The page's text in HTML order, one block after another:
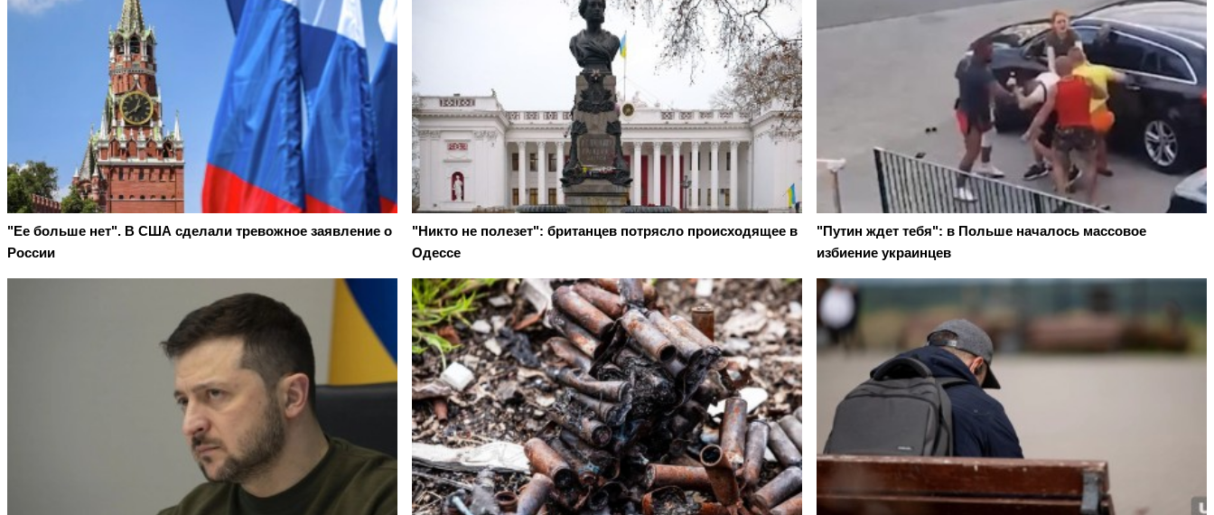
"Ее больше нет". В США сделали тревожное заявление о
России
"Никто не полезет": британцев потрясло происходящее в
Одессе
"Путин ждет тебя": в Польше началось массовое
избиение украинцев